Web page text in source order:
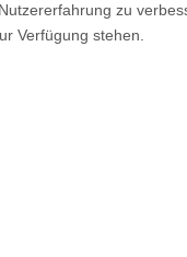
zu
Verfügung stehen.